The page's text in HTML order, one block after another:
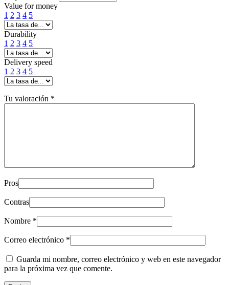
Value for money
1 2 3 4 5
Durability
1 2 3 4 5
Delivery speed
1 2 3 4 5
Tu valoración *
Pros
Contras
Nombre *
Correo electrónico *
Guarda mi nombre, correo electrónico y web en este navegador
para la próxima vez que comente.